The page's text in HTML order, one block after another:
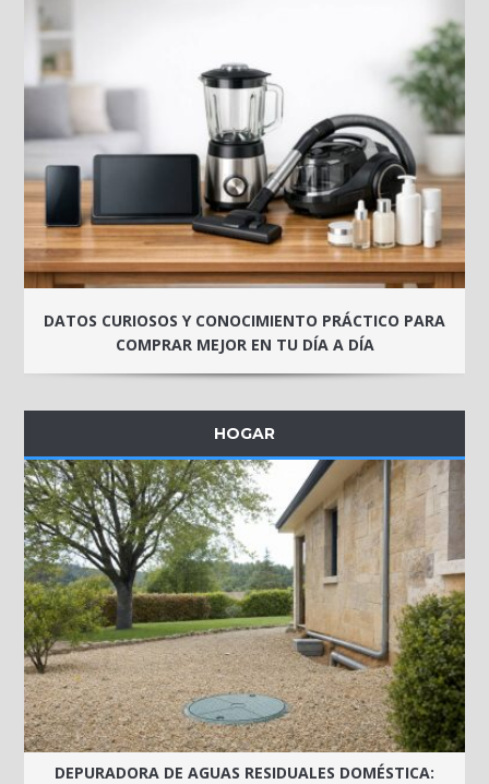
DATOS CURIOSOS Y CONOCIMIENTO PRÁCTICO PARA
COMPRAR MEJOR EN TU DÍA A DÍA
HOGAR
DEPURADORA DE AGUAS RESIDUALES DOMÉSTICA: